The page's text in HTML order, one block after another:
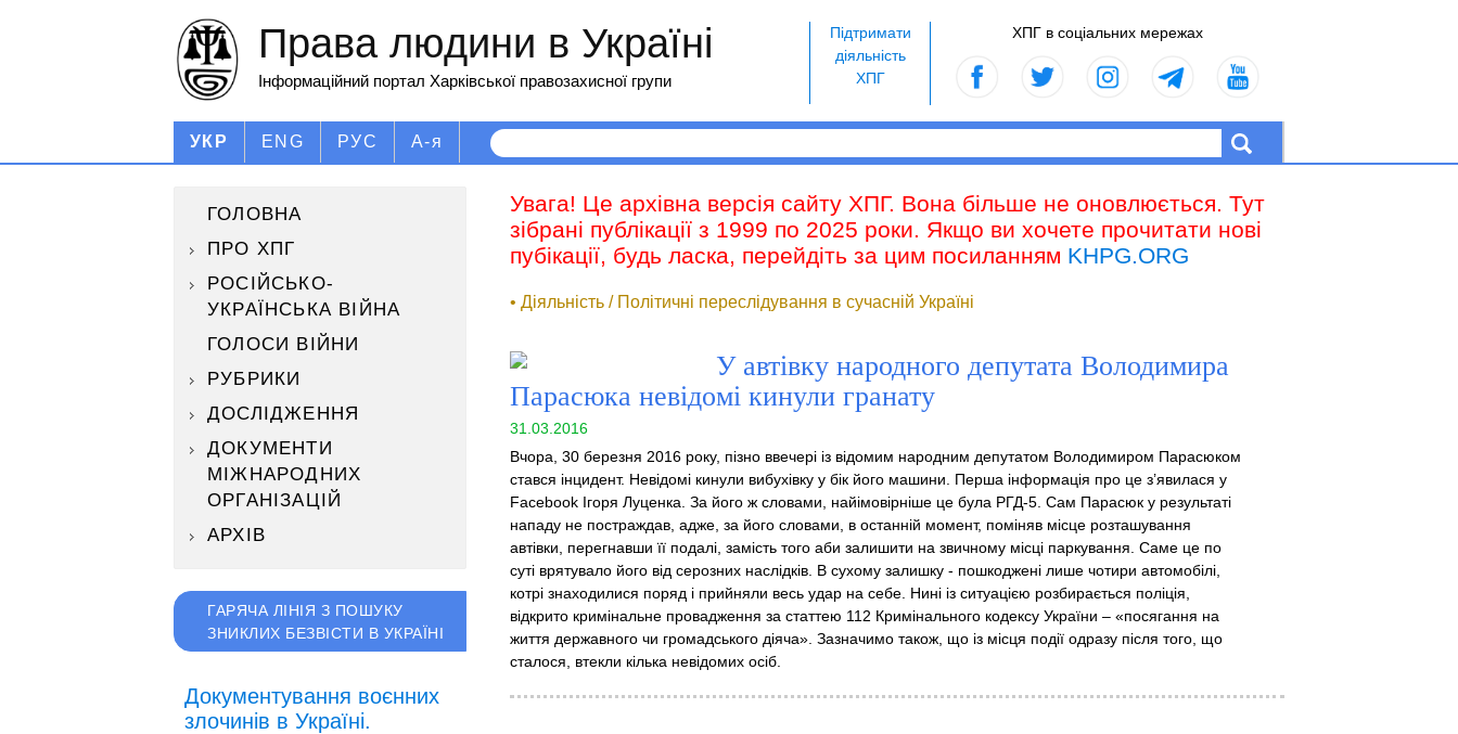
ХПГ в соціальних мережах
Підтримати
діяльність
ХПГ
Права людини в Україні
Інформаційний портал Харківської правозахисної групи
УКР ENG РУС А-я
ГОЛОВНА
ПРО ХПГ
РОСІЙСЬКО-
УКРАЇНСЬКА ВІЙНА
ГОЛОСИ ВІЙНИ
РУБРИКИ
ДОСЛІДЖЕННЯ
ДОКУМЕНТИ
МІЖНАРОДНИХ
ОРГАНІЗАЦІЙ
АРХІВ
ГАРЯЧА ЛІНІЯ З ПОШУКУ
ЗНИКЛИХ БЕЗВІСТИ В УКРАЇНІ
Документування воєнних
злочинів в Україні.
Увага! Це архівна версія сайту ХПГ. Вона більше не оновлюється. Тут
зібрані публікації з 1999 по 2025 роки. Якщо ви хочете прочитати нові
пубікації, будь ласка, перейдіть за цим посиланням KHPG.ORG
• Діяльність / Політичні переслідування в сучасній Україні
У автівку народного депутата Володимира
Парасюка невідомі кинули гранату
31.03.2016
Вчора, 30 березня 2016 року, пізно ввечері із відомим народним депутатом Володимиром Парасюком
стався інцидент. Невідомі кинули вибухівку у бік його машини. Перша інформація про це з’явилася у
Facebook Ігоря Луценка. За його ж словами, найімовірніше це була РГД-5. Сам Парасюк у результаті
нападу не постраждав, адже, за його словами, в останній момент, поміняв місце розташування
автівки, перегнавши її подалі, замість того аби залишити на звичному місці паркування. Саме це по
суті врятувало його від серозних наслідків. В сухому залишку - пошкоджені лише чотири автомобілі,
котрі знаходилися поряд і прийняли весь удар на себе. Нині із ситуацією розбирається поліція,
відкрито кримінальне провадження за статтею 112 Кримінального кодексу України – «посягання на
життя державного чи громадського діяча». Зазначимо також, що із місця події одразу після того, що
сталося, втекли кілька невідомих осіб.